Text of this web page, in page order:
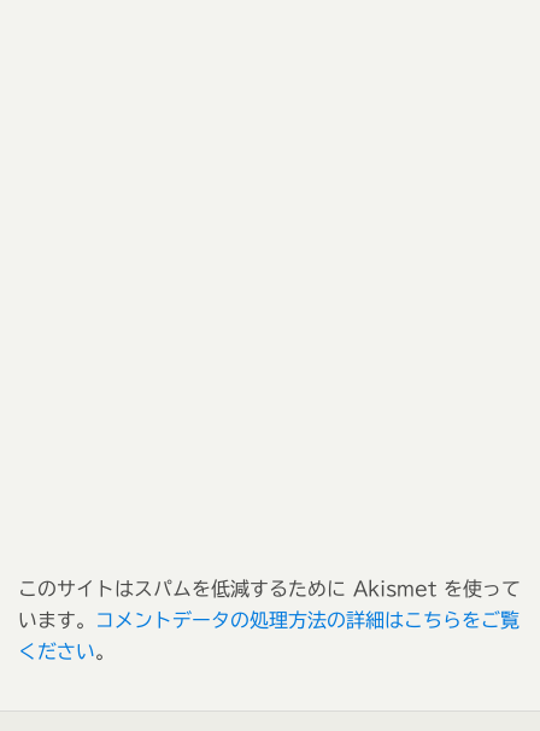
このサイトはスパムを低減するために Akismet を使って
います。
コメントデータの処理方法の詳細はこちらをご覧
ください。